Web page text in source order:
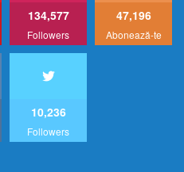
134,577
Followers
47,196
Abonează-te
10,236
Followers